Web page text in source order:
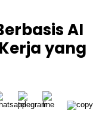
AI
yang